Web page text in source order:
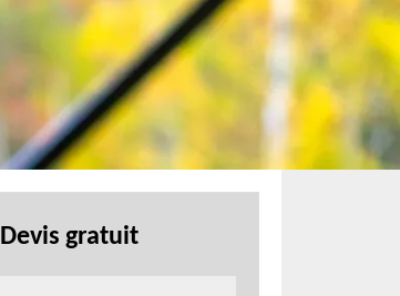
Devis gratuit